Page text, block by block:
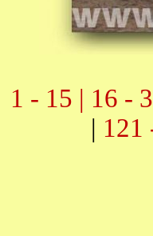
1 - 15 | 16 -
| 121